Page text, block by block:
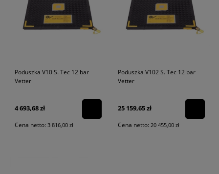
Poduszka V10 S. Tec 12 bar
Vetter
4 693,68 zł
Cena netto: 3 816,00 zł
Poduszka V102 S. Tec 12 bar
Vetter
25 159,65 zł
Cena netto: 20 455,00 zł